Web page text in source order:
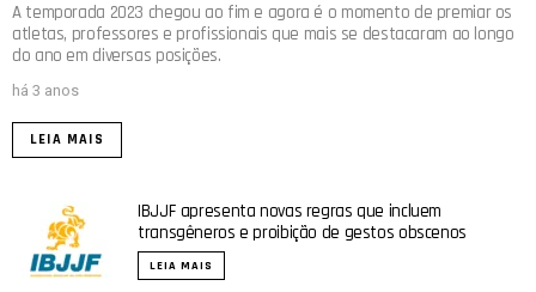
A temporada 2023 chegou ao fim e agora é o momento de premiar os
atletas, professores e profissionais que mais se destacaram ao longo
do ano em diversas posições.
há 3 anos
LEIA MAIS
IBJJF apresenta novas regras que incluem
transgêneros e proibição de gestos obscenos
LEIA MAIS